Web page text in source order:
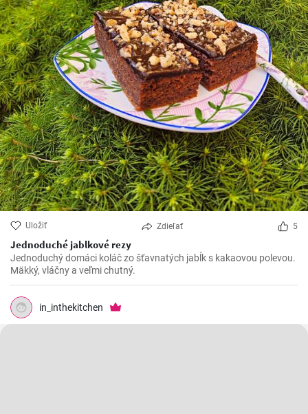
Uložiť Zdieľať 5
Jednoduché jablkové rezy
Jednoduchý domáci koláč zo šťavnatých jabĺk s kakaovou polevou.
Mäkký, vláčny a veľmi chutný.
in_inthekitchen